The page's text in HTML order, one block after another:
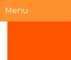
Menu